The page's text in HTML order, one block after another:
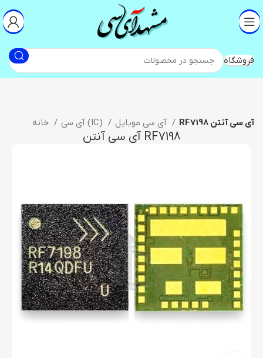
فروشگاه
آی سی (IC) RF7198 آی سی آنتن
RF7198 آی سی آنتن